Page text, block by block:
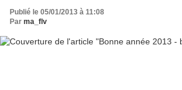
Publié le 05/01/2013 à 11:08
Par ma_flv